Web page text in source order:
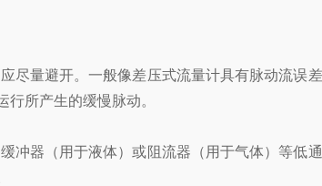
量避开。一般像差压式流量计具有脉动流误
所产生的缓慢脉动。
器（用于液体）或阻流器（用于气体）等低